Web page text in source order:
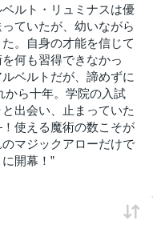
ルト・リュミナスは優
ていたが、幼いながら
。自身の才能を信じて
何も習得できなかっ
ベルトだが、諦めずに
から十年。学院の入試
出会い、止まっていた
使える魔術の数こそが
マジックアローだけで
開幕！”